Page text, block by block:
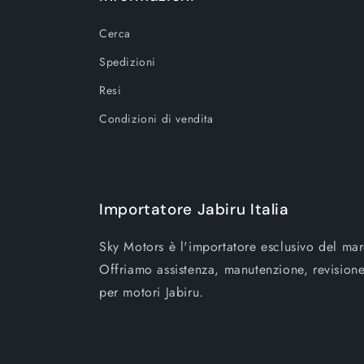
Cerca
Spedizioni
Resi
Condizioni di vendita
Importatore Jabiru Italia
Sky Motors è l'importatore esclusivo del
Offriamo assistenza, manutenzione,
per motori Jabiru.